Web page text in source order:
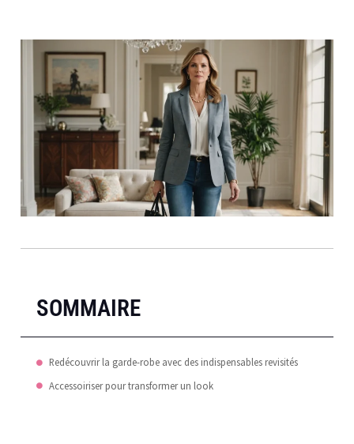
SOMMAIRE
Redécouvrir la garde-robe avec des indispensables revisités
Accessoiriser pour transformer un look